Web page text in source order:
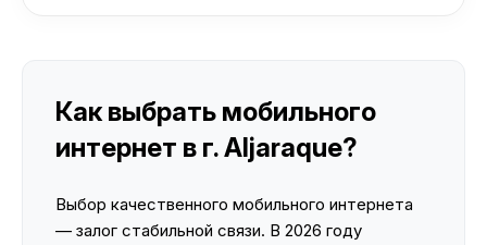
Как выбрать мобильного
интернет в г. Aljaraque?
Выбор качественного мобильного интернета
— залог стабильной связи. В 2026 году